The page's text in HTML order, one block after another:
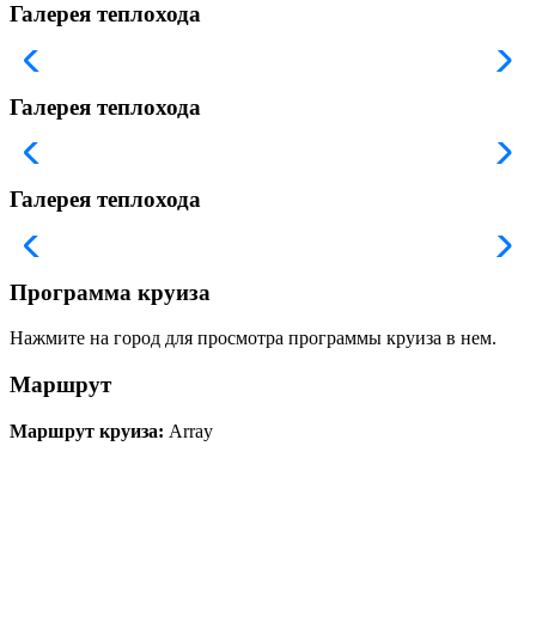
Галерея теплохода
Галерея теплохода
Галерея теплохода
Программа круиза
Нажмите на город для просмотра программы круиза в нем.
Маршрут
Маршрут круиза: Array